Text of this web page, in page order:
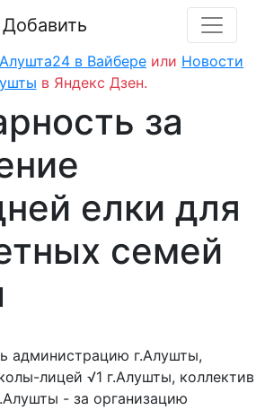
Добавить
Алушта24 в Вайбере или Новости
в Яндекс Дзен.
за
елки для
семей
администрацию г.Алушты,
лицей √1 г.Алушты, коллектив
- за организацию